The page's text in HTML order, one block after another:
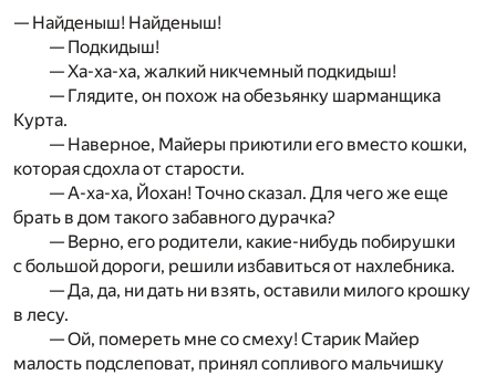
— Найденыш! Найденыш!
— Подкидыш!
— Ха-ха-ха, жалкий никчемный подкидыш!
— Глядите, он похож на обезьянку шарманщика
Курта.
— Наверное, Майеры приютили его вместо кошки,
которая сдохла от старости.
— А-ха-ха, Йохан! Точно сказал. Для чего же еще
брать в дом такого забавного дурачка?
— Верно, его родители, какие-нибудь побирушки
с большой дороги, решили избавиться от нахлебника.
— Да, да, ни дать ни взять, оставили милого крошку
в лесу.
— Ой, помереть мне со смеху! Старик Майер
малость подслеповат, принял сопливого мальчишку